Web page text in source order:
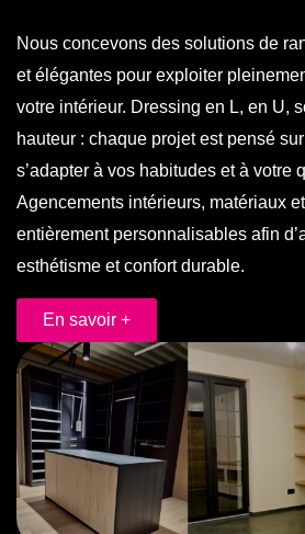
Nous concevons des solutions de
et élégantes pour exploiter
votre intérieur. Dressing en L, en U,
hauteur : chaque projet est pensé
s’adapter à vos habitudes et à votre
Agencements intérieurs, matériaux
entièrement personnalisables afin
esthétisme et confort durable.
En savoir +